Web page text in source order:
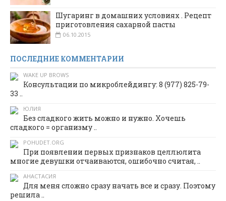
Шугаринг в домашних условиях . Рецепт
приготовления сахарной пасты
06.10.2015
ПОСЛЕДНИЕ КОММЕНТАРИИ
WAKE UP BROWS
Консультации по микроблейдингу: 8 (977) 825-79-
33 ..
ЮЛИЯ
Без сладкого жить можно и нужно. Хочешь
сладкого = организму ..
POHUDET.ORG
При появлении первых признаков целлюлита
многие девушки отчаиваются, ошибочно считая, ..
АНАСТАСИЯ
Для меня сложно сразу начать все и сразу. Поэтому
решила ..